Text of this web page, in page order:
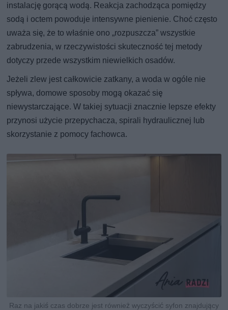
instalację gorącą wodą. Reakcja zachodząca pomiędzy
sodą i octem powoduje intensywne pienienie. Choć często
uważa się, że to właśnie ono „rozpuszcza” wszystkie
zabrudzenia, w rzeczywistości skuteczność tej metody
dotyczy przede wszystkim niewielkich osadów.
Jeżeli zlew jest całkowicie zatkany, a woda w ogóle nie
spływa, domowe sposoby mogą okazać się
niewystarczające. W takiej sytuacji znacznie lepsze efekty
przynosi użycie przepychacza, spirali hydraulicznej lub
skorzystanie z pomocy fachowca.
Raz na jakiś czas dobrze jest również wyczyścić syfon znajdujący